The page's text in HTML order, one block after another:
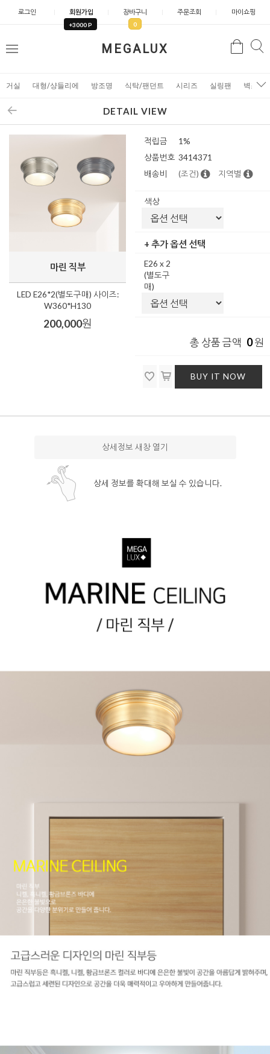
로그인 회원가입
+3000 P
장바구니
0
주문조회 마이쇼핑
MEGALUX
메
검
거실 대형/샹들리에 방조명 식탁/팬던트 시리즈 실링팬 벽조명
DETAIL VIEW
마린 직부
LED E26*2(별도구매) 사이즈:
W360*H130
200,000원
적립금
1%
상품번호 3414371
배송비
(조건) 지역별
색상
+ 추가 옵션 선택
E26 x 2
(별도구
매)
총 상품 금액 0원
BUY IT NOW
상세정보 새창 열기
상세 정보를 확대해 보실 수 있습니다.